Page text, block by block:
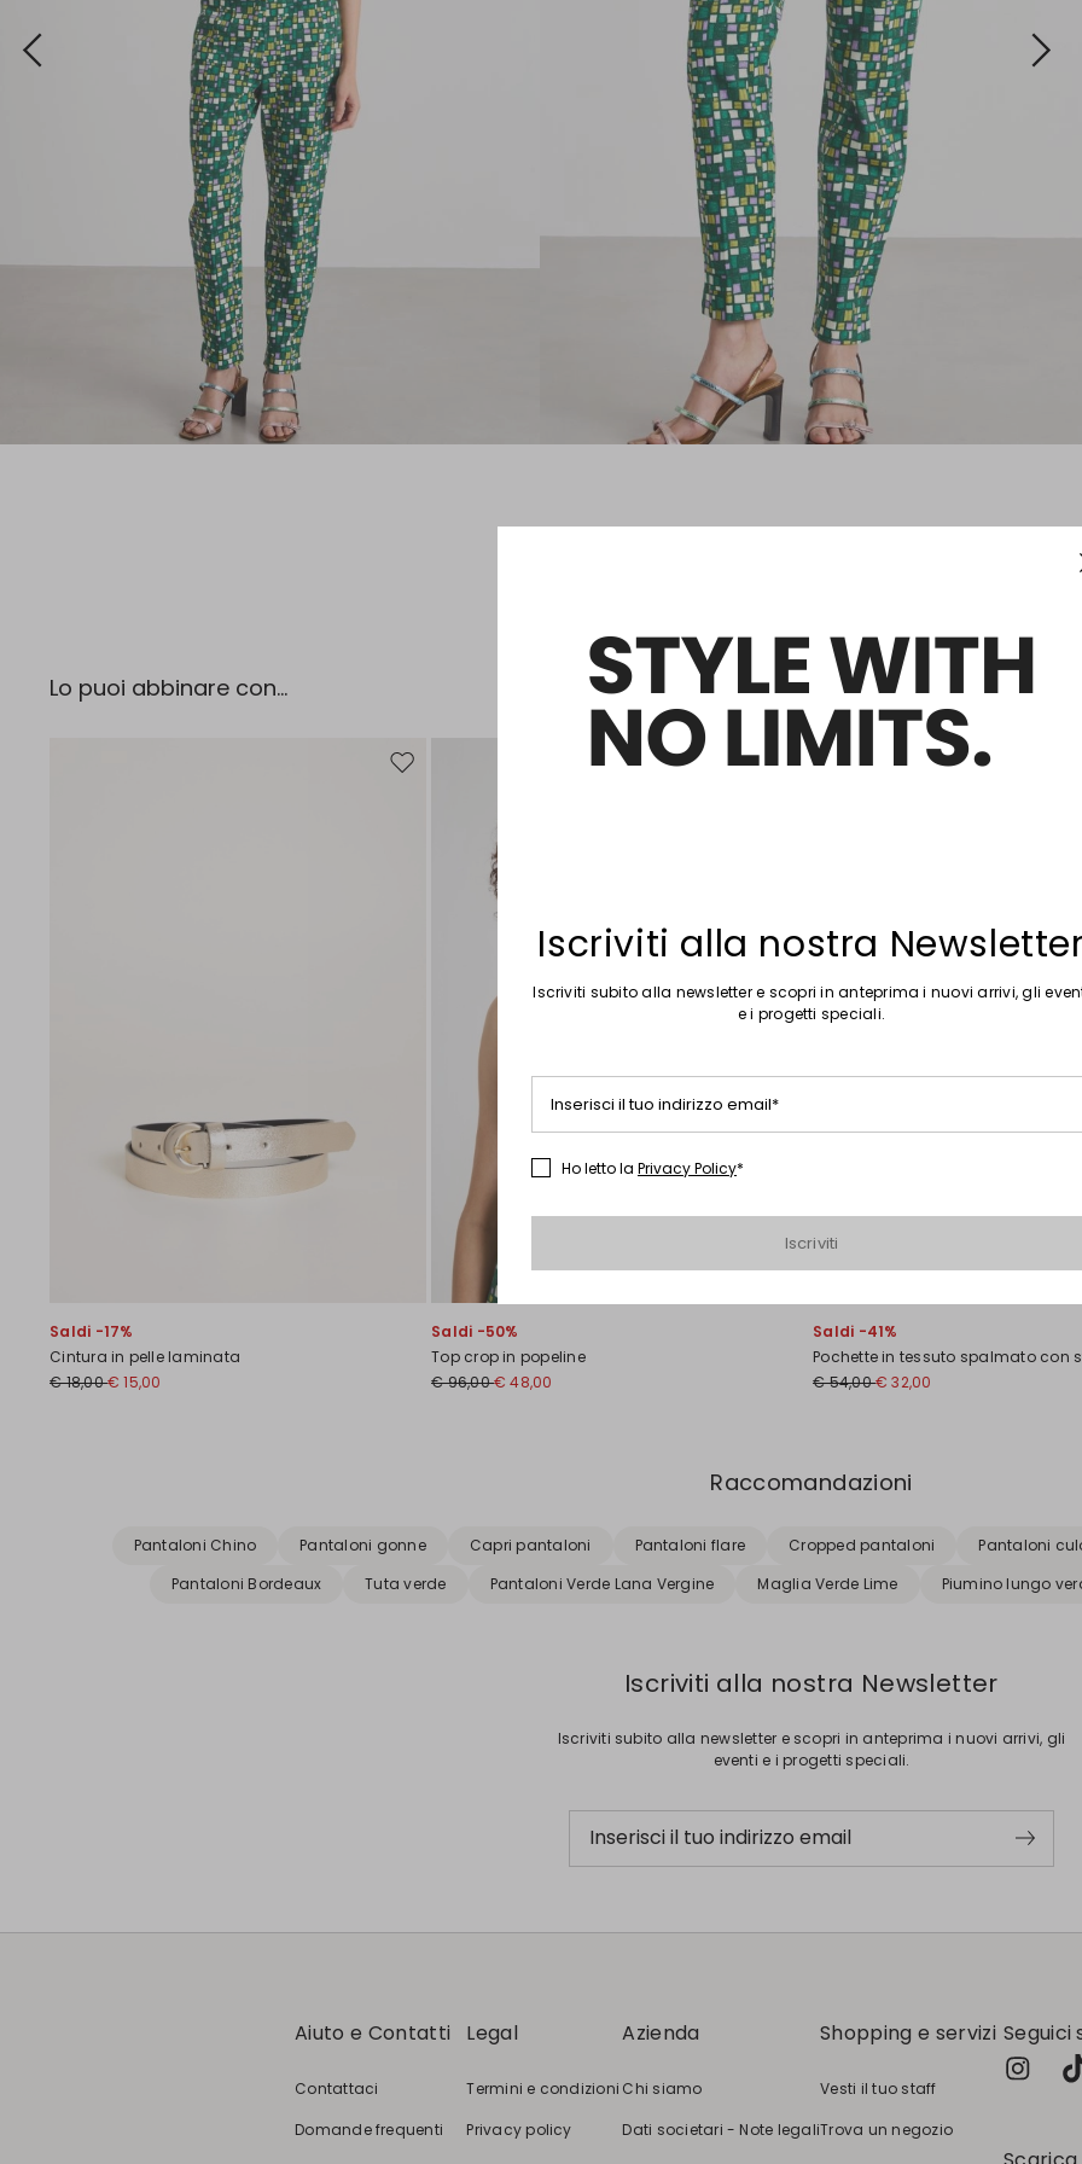
Lo puoi abbinare con...
Sposta nella wishlist
Saldi -17%
Cintura in pelle laminata
€ 18,00€ 15,00
Sposta nella wishlist
Saldi -50%
Top crop in popeline
€ 96,00€ 48,00
Saldi -41%
Pochette in tessuto spalmato con
€ 54,00€ 32,00
Raccomandazioni
Pantaloni Chino Pantaloni gonne Capri pantaloni Pantaloni flare Cropped pantaloni Pantaloni
Pantaloni Bordeaux
Tuta verde Pantaloni Verde Lana Vergine Maglia Verde Lime Piumino lungo
Iscriviti alla nostra Newsletter
Iscriviti subito alla newsletter e scopri in anteprima i nuovi arrivi, gli
eventi e i progetti speciali.
Inserisci il tuo indirizzo email
Aiuto e Contatti
Contattaci
Domande frequenti
Legal
Termini e condizioni
Privacy policy
Azienda
Chi siamo
Dati societari - Note legali
Shopping e servizi
Vesti il tuo staff
Trova un negozio
Seguici
Iscriviti alla nostra Newsletter
Iscriviti subito alla newsletter e scopri in anteprima i nuovi arrivi, gli
e i progetti speciali.
Inserisci il tuo indirizzo email*
Ho letto la Privacy Policy*
Iscriviti